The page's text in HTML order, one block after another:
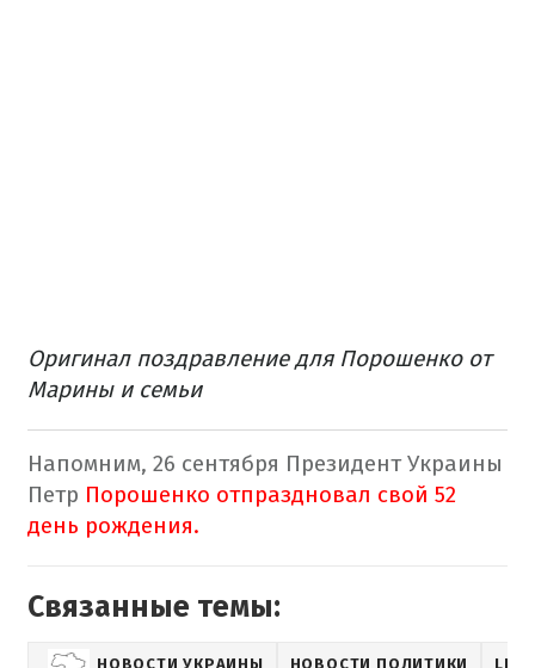
Оригинал поздравление для Порошенко от
Марины и семьи
Напомним, 26 сентября Президент Украины
Петр Порошенко отпраздновал свой 52
день рождения.
Связанные темы:
НОВОСТИ УКРАИНЫ НОВОСТИ ПОЛИТИКИ